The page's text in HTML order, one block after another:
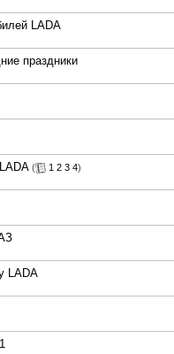
LADA
праздники
( 1 2 3 4)
LADA